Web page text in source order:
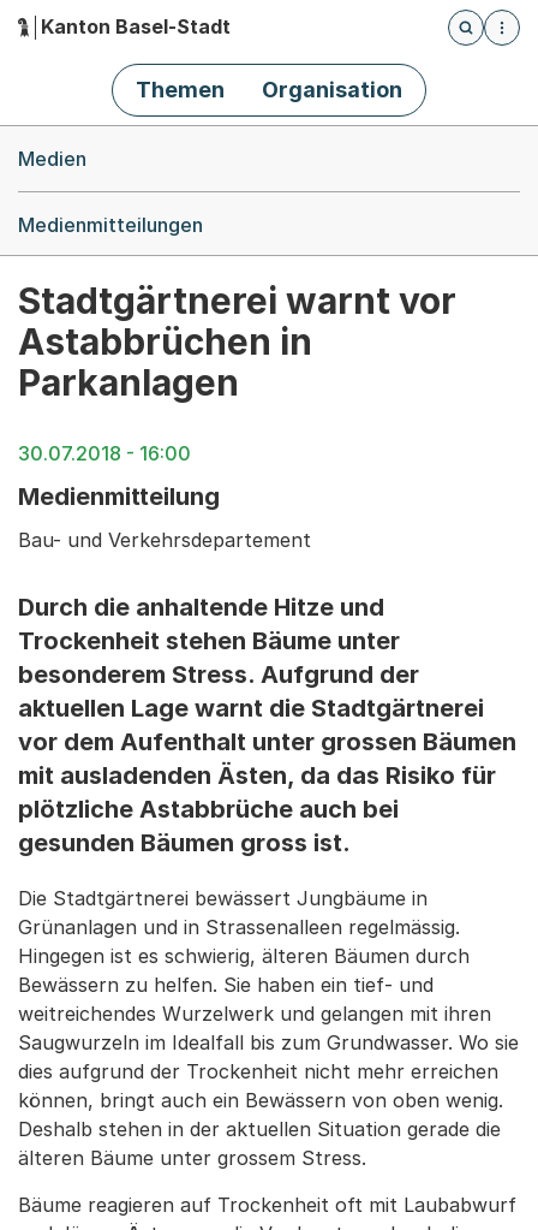
Hauptnavigation
Kanton Basel-Stadt
Öffnet
Themen Organisation
Medien
Medienmitteilungen
Stadtgärtnerei warnt vor
Astabbrüchen in
Parkanlagen
30.07.2018 - 16:00
Medienmitteilung
Bau- und Verkehrsdepartement
Durch die anhaltende Hitze und
Trockenheit stehen Bäume unter
besonderem Stress. Aufgrund der
aktuellen Lage warnt die Stadtgärtnerei
vor dem Aufenthalt unter grossen Bäumen
mit ausladenden Ästen, da das Risiko für
plötzliche Astabbrüche auch bei
gesunden Bäumen gross ist.
Die Stadtgärtnerei bewässert Jungbäume in
Grünanlagen und in Strassenalleen regelmässig.
Hingegen ist es schwierig, älteren Bäumen durch
Bewässern zu helfen. Sie haben ein tief- und
weitreichendes Wurzelwerk und gelangen mit ihren
Saugwurzeln im Idealfall bis zum Grundwasser. Wo sie
dies aufgrund der Trockenheit nicht mehr erreichen
können, bringt auch ein Bewässern von oben wenig.
Deshalb stehen in der aktuellen Situation gerade die
älteren Bäume unter grossem Stress.
Bäume reagieren auf Trockenheit oft mit Laubabwurf